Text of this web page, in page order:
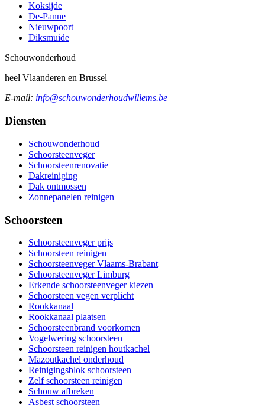
Koksijde
De-Panne
Nieuwpoort
Diksmuide
Schouwonderhoud
heel Vlaanderen en Brussel
E-mail: info@schouwonderhoudwillems.be
Diensten
Schouwonderhoud
Schoorsteenveger
Schoorsteenrenovatie
Dakreiniging
Dak ontmossen
Zonnepanelen reinigen
Schoorsteen
Schoorsteenveger prijs
Schoorsteen reinigen
Schoorsteenveger Vlaams-Brabant
Schoorsteenveger Limburg
Erkende schoorsteenveger kiezen
Schoorsteen vegen verplicht
Rookkanaal
Rookkanaal plaatsen
Schoorsteenbrand voorkomen
Vogelwering schoorsteen
Schoorsteen reinigen houtkachel
Mazoutkachel onderhoud
Reinigingsblok schoorsteen
Zelf schoorsteen reinigen
Schouw afbreken
Asbest schoorsteen